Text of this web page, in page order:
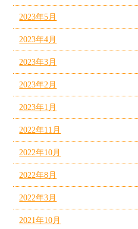
2023年5月
2023年4月
2023年3月
2023年2月
2023年1月
2022年11月
2022年10月
2022年8月
2022年3月
2021年10月